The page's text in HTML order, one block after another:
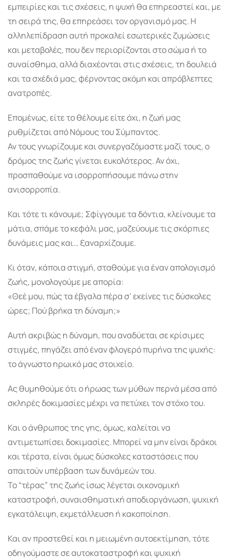
εμπειρίες και τις σχέσεις, η ψυχή θα επηρεαστεί και, με
τη σειρά της, θα επηρεάσει τον οργανισμό μας. Η
αλληλεπίδραση αυτή προκαλεί εσωτερικές ζυμώσεις
και μεταβολές, που δεν περιορίζονται στο σώμα ή το
συναίσθημα, αλλά διαχέονται στις σχέσεις, τη δουλειά
και τα σχέδιά μας, φέρνοντας ακόμη και απρόβλεπτες
ανατροπές.
Επομένως, είτε το θέλουμε είτε όχι, η ζωή μας
ρυθμίζεται από Νόμους του Σύμπαντος.
Αν τους γνωρίζουμε και συνεργαζόμαστε μαζί τους, ο
δρόμος της ζωής γίνεται ευκολότερος. Αν όχι,
προσπαθούμε να ισορροπήσουμε πάνω στην
ανισορροπία.
Και τότε τι κάνουμε; Σφίγγουμε τα δόντια, κλείνουμε τα
μάτια, σπάμε το κεφάλι μας, μαζεύουμε τις σκόρπιες
δυνάμεις μας και… ξαναρχίζουμε.
Κι όταν, κάποια στιγμή, σταθούμε για έναν απολογισμό
ζωής, μονολογούμε με απορία:
«Θεέ μου, πώς τα έβγαλα πέρα σ’ εκείνες τις δύσκολες
ώρες; Πού βρήκα τη δύναμη;»
Αυτή ακριβώς η δύναμη, που αναδύεται σε κρίσιμες
στιγμές, πηγάζει από έναν φλογερό πυρήνα της ψυχής:
το άγνωστο ηρωικό μας στοιχείο.
Ας θυμηθούμε ότι ο ήρωας των μύθων περνά μέσα από
σκληρές δοκιμασίες μέχρι να πετύχει τον στόχο του.
Και ο άνθρωπος της γης, όμως, καλείται να
αντιμετωπίσει δοκιμασίες. Μπορεί να μην είναι δράκοι
και τέρατα, είναι όμως δύσκολες καταστάσεις που
απαιτούν υπέρβαση των δυνάμεών του.
Το “τέρας” της ζωής ίσως λέγεται οικονομική
καταστροφή, συναισθηματική αποδιοργάνωση, ψυχική
εγκατάλειψη, εκμετάλλευση ή κακοποίηση.
Και αν προστεθεί και η μειωμένη αυτοεκτίμηση, τότε
οδηγούμαστε σε αυτοκαταστροφή και ψυχική